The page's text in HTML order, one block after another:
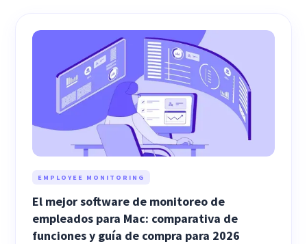
EMPLOYEE MONITORING
El mejor software de monitoreo de
empleados para Mac: comparativa de
funciones y guía de compra para 2026